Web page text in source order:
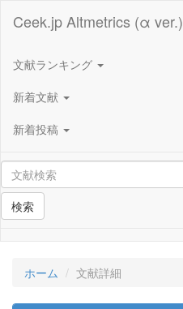
Ceek.jp Altmetrics (α ver.)
文献ランキング
新着文献
新着投稿
検索
ホーム 文献詳細